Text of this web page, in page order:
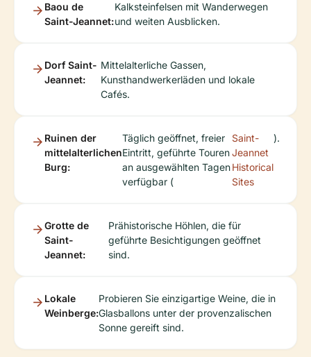
Baou de
Saint-Jeannet:
Kalksteinfelsen mit Wanderwegen
und weiten Ausblicken.
Dorf Saint-
Jeannet:
Mittelalterliche Gassen,
Kunsthandwerkerläden und lokale
Cafés.
Ruinen der
mittelalterlichen
Burg:
Täglich geöffnet, freier
Eintritt, geführte Touren
an ausgewählten Tagen
verfügbar (
Saint-
Jeannet
Historical
Sites
).
Grotte de
Saint-
Jeannet:
Prähistorische Höhlen, die für
geführte Besichtigungen geöffnet
sind.
Lokale
Weinberge:
Probieren Sie einzigartige Weine, die in
Glasballons unter der provenzalischen
Sonne gereift sind.